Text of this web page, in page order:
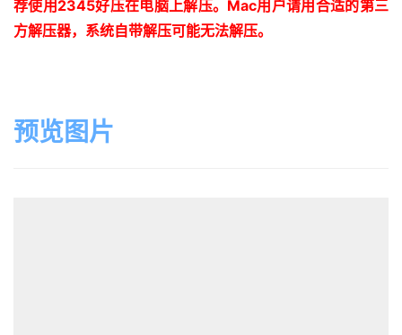
荐使用2345好压在电脑上解压。 Mac用户请用合适的第三
方解压器，系统自带解压可能无法解压。
预览图片